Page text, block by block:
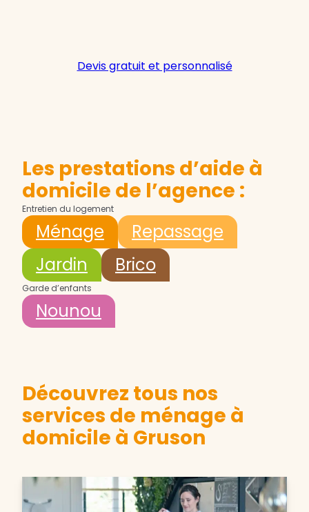
Devis gratuit et personnalisé
Les prestations d’aide à
domicile de l’agence :
Entretien du logement
Ménage
Repassage
Jardin
Brico
Garde d’enfants
Nounou
Découvrez tous nos
services de ménage à
domicile à Gruson